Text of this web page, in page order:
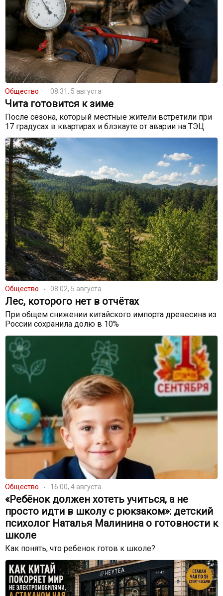
Общество 08:31, 5 августа
Чита готовится к зиме
После сезона, который местные жители встретили при
17 градусах в квартирах и блэкауте от аварии на ТЭЦ
Общество 08:02, 5 августа
Лес, которого нет в отчётах
При общем снижении китайского импорта древесина из
России сохранила долю в 10%
Общество 16:00, 4 августа
«Ребёнок должен хотеть учиться, а не
просто идти в школу с рюкзаком»: детский
психолог Наталья Малинина о готовности к
школе
Как понять, что ребенок готов к школе?